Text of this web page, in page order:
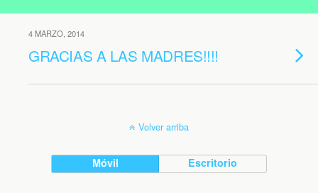
4 MARZO, 2014
GRACIAS A LAS MADRES!!!!
Volver arriba
Móvil Escritorio